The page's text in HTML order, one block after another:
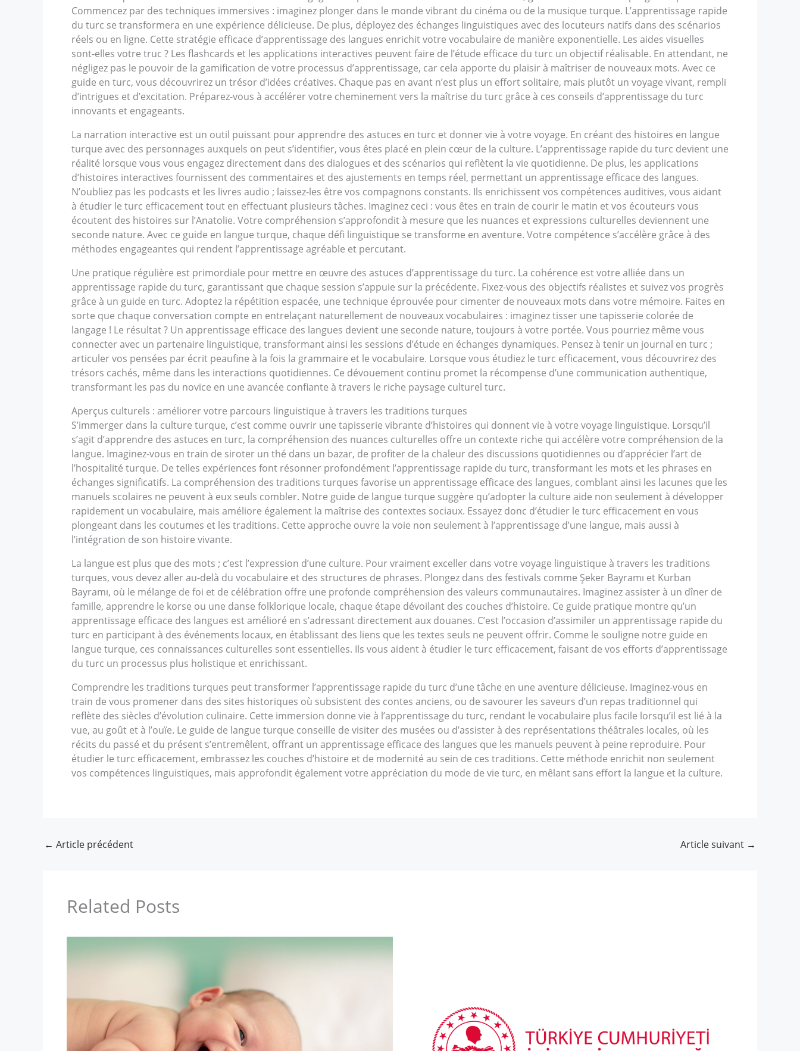
Commencez par des techniques immersives : imaginez plonger dans le monde vibrant du cinéma ou de la musique turque. L’apprentissage rapide
du turc se transformera en une expérience délicieuse. De plus, déployez des échanges linguistiques avec des locuteurs natifs dans des scénarios
réels ou en ligne. Cette stratégie efficace d’apprentissage des langues enrichit votre vocabulaire de manière exponentielle. Les aides visuelles
sont-elles votre truc ? Les flashcards et les applications interactives peuvent faire de l’étude efficace du turc un objectif réalisable. En attendant, ne
négligez pas le pouvoir de la gamification de votre processus d’apprentissage, car cela apporte du plaisir à maîtriser de nouveaux mots. Avec ce
guide en turc, vous découvrirez un trésor d’idées créatives. Chaque pas en avant n’est plus un effort solitaire, mais plutôt un voyage vivant, rempli
d’intrigues et d’excitation. Préparez-vous à accélérer votre cheminement vers la maîtrise du turc grâce à ces conseils d’apprentissage du turc
innovants et engageants.
La narration interactive est un outil puissant pour apprendre des astuces en turc et donner vie à votre voyage. En créant des histoires en langue
turque avec des personnages auxquels on peut s’identifier, vous êtes placé en plein cœur de la culture. L’apprentissage rapide du turc devient une
réalité lorsque vous vous engagez directement dans des dialogues et des scénarios qui reflètent la vie quotidienne. De plus, les applications
d’histoires interactives fournissent des commentaires et des ajustements en temps réel, permettant un apprentissage efficace des langues.
N’oubliez pas les podcasts et les livres audio ; laissez-les être vos compagnons constants. Ils enrichissent vos compétences auditives, vous aidant
à étudier le turc efficacement tout en effectuant plusieurs tâches. Imaginez ceci : vous êtes en train de courir le matin et vos écouteurs vous
écoutent des histoires sur l’Anatolie. Votre compréhension s’approfondit à mesure que les nuances et expressions culturelles deviennent une
seconde nature. Avec ce guide en langue turque, chaque défi linguistique se transforme en aventure. Votre compétence s’accélère grâce à des
méthodes engageantes qui rendent l’apprentissage agréable et percutant.
Une pratique régulière est primordiale pour mettre en œuvre des astuces d’apprentissage du turc. La cohérence est votre alliée dans un
apprentissage rapide du turc, garantissant que chaque session s’appuie sur la précédente. Fixez-vous des objectifs réalistes et suivez vos progrès
grâce à un guide en turc. Adoptez la répétition espacée, une technique éprouvée pour cimenter de nouveaux mots dans votre mémoire. Faites en
sorte que chaque conversation compte en entrelaçant naturellement de nouveaux vocabulaires : imaginez tisser une tapisserie colorée de
langage ! Le résultat ? Un apprentissage efficace des langues devient une seconde nature, toujours à votre portée. Vous pourriez même vous
connecter avec un partenaire linguistique, transformant ainsi les sessions d’étude en échanges dynamiques. Pensez à tenir un journal en turc ;
articuler vos pensées par écrit peaufine à la fois la grammaire et le vocabulaire. Lorsque vous étudiez le turc efficacement, vous découvrirez des
trésors cachés, même dans les interactions quotidiennes. Ce dévouement continu promet la récompense d’une communication authentique,
transformant les pas du novice en une avancée confiante à travers le riche paysage culturel turc.
Aperçus culturels : améliorer votre parcours linguistique à travers les traditions turques
S’immerger dans la culture turque, c’est comme ouvrir une tapisserie vibrante d’histoires qui donnent vie à votre voyage linguistique. Lorsqu’il
s’agit d’apprendre des astuces en turc, la compréhension des nuances culturelles offre un contexte riche qui accélère votre compréhension de la
langue. Imaginez-vous en train de siroter un thé dans un bazar, de profiter de la chaleur des discussions quotidiennes ou d’apprécier l’art de
l’hospitalité turque. De telles expériences font résonner profondément l’apprentissage rapide du turc, transformant les mots et les phrases en
échanges significatifs. La compréhension des traditions turques favorise un apprentissage efficace des langues, comblant ainsi les lacunes que les
manuels scolaires ne peuvent à eux seuls combler. Notre guide de langue turque suggère qu’adopter la culture aide non seulement à développer
rapidement un vocabulaire, mais améliore également la maîtrise des contextes sociaux. Essayez donc d’étudier le turc efficacement en vous
plongeant dans les coutumes et les traditions. Cette approche ouvre la voie non seulement à l’apprentissage d’une langue, mais aussi à
l’intégration de son histoire vivante.
La langue est plus que des mots ; c’est l’expression d’une culture. Pour vraiment exceller dans votre voyage linguistique à travers les traditions
turques, vous devez aller au-delà du vocabulaire et des structures de phrases. Plongez dans des festivals comme Şeker Bayramı et Kurban
Bayramı, où le mélange de foi et de célébration offre une profonde compréhension des valeurs communautaires. Imaginez assister à un dîner de
famille, apprendre le korse ou une danse folklorique locale, chaque étape dévoilant des couches d’histoire. Ce guide pratique montre qu’un
apprentissage efficace des langues est amélioré en s’adressant directement aux douanes. C’est l’occasion d’assimiler un apprentissage rapide du
turc en participant à des événements locaux, en établissant des liens que les textes seuls ne peuvent offrir. Comme le souligne notre guide en
langue turque, ces connaissances culturelles sont essentielles. Ils vous aident à étudier le turc efficacement, faisant de vos efforts d’apprentissage
du turc un processus plus holistique et enrichissant.
Comprendre les traditions turques peut transformer l’apprentissage rapide du turc d’une tâche en une aventure délicieuse. Imaginez-vous en
train de vous promener dans des sites historiques où subsistent des contes anciens, ou de savourer les saveurs d’un repas traditionnel qui
reflète des siècles d’évolution culinaire. Cette immersion donne vie à l’apprentissage du turc, rendant le vocabulaire plus facile lorsqu’il est lié à la
vue, au goût et à l’ouïe. Le guide de langue turque conseille de visiter des musées ou d’assister à des représentations théâtrales locales, où les
récits du passé et du présent s’entremêlent, offrant un apprentissage efficace des langues que les manuels peuvent à peine reproduire. Pour
étudier le turc efficacement, embrassez les couches d’histoire et de modernité au sein de ces traditions. Cette méthode enrichit non seulement
vos compétences linguistiques, mais approfondit également votre appréciation du mode de vie turc, en mêlant sans effort la langue et la culture.
← Article précédent Article suivant →
Related Posts